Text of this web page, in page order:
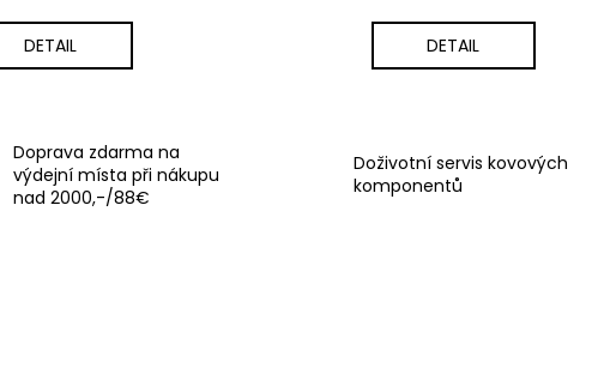
DETAIL DETAIL
Doprava zdarma na
výdejní místa při nákupu
nad 2000,-/88€
Doživotní servis kovových
komponentů